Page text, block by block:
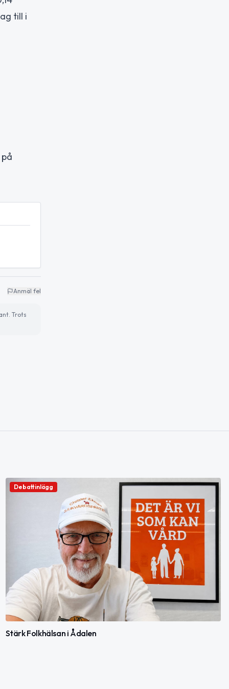
till i
Anmäl fel
Trots
Debattinlägg
Stärk Folkhälsan i Ådalen